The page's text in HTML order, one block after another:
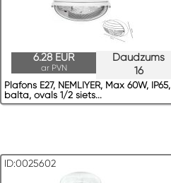
Daudzums
16
6.28 EUR
ar PVN
Plafons E27, NEMLIYER, Max 60W, IP65,
balta, ovals 1/2 siets...
ID:0025602